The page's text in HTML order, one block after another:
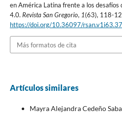
en América Latina frente a los desafíos
4.0. Revista San Gregorio, 1(63), 118-
https://doi.org/10.36097/
Más formatos de cita
Artículos similares
Mayra Alejandra Cedeño